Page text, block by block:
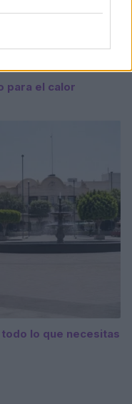
para el calor
lo que necesitas